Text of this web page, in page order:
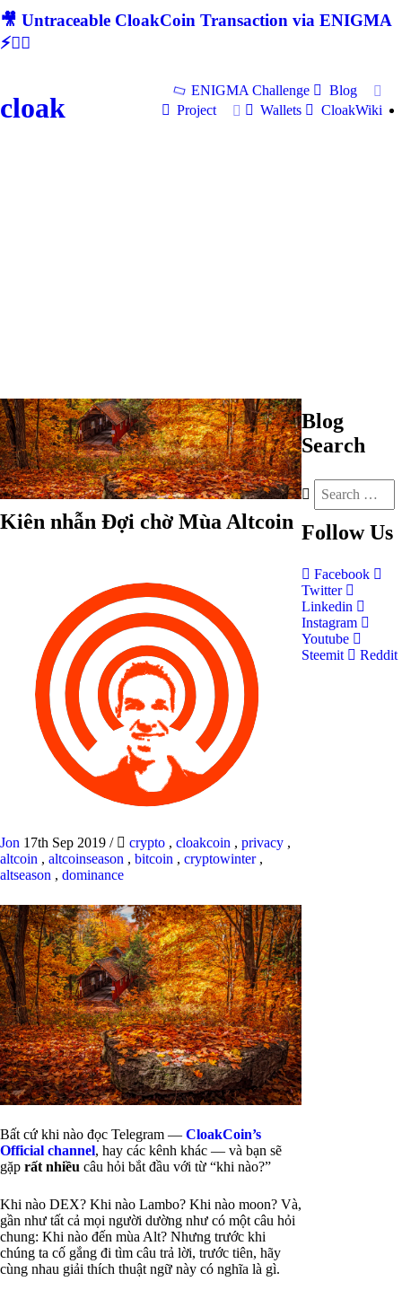
🎥 Untraceable CloakCoin Transaction via ENIGMA
⚡🕵‍♂
cloak
ENIGMA Challenge
Blog
Project
Wallets CloakWiki
Kiên nhẫn Đợi chờ Mùa Altcoin
Jon 17th Sep 2019 / crypto , cloakcoin , privacy ,
altcoin , altcoinseason , bitcoin , cryptowinter,
altseason , dominance
Bất cứ khi nào đọc Telegram — CloakCoin’s
Official channel, hay các kênh khác — và bạn sẽ
gặp rất nhiều câu hỏi bắt đầu với từ “khi nào?”
Khi nào DEX? Khi nào Lambo? Khi nào moon? Và,
gần như tất cả mọi người dường như có một câu hỏi
chung: Khi nào đến mùa Alt? Nhưng trước khi
chúng ta cố gắng đi tìm câu trả lời, trước tiên, hãy
cùng nhau giải thích thuật ngữ này có nghĩa là gì.
Blog
Search
Follow Us
Facebook
Twitter
Linkedin
Instagram
Youtube
Steemit
Reddit